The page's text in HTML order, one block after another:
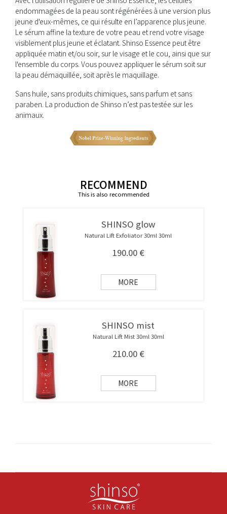
endommagées de la peau sont régénérées à une version plus
jeune d'eux-mêmes, ce qui résulte en l’apparence plus jeune.
Le sérum affine la texture de votre peau et rend votre visage
visiblement plus jeune et éclatant. Shinso Essence peut être
appliquée matin et/ou soir, sur le visage et le cou, ainsi que sur
l'ensemble du corps. Vous pouvez appliquer le sérum soit sur
la peau démaquillée, soit après le maquillage.
Sans huile, sans produits chimiques, sans parfum et sans
paraben. La production de Shinso n’est pas testée sur les
animaux.
RECOMMEND
This is also recommended
SHINSO glow
Natural Lift Exfoliator 30ml 30ml
190.00 €
MORE
SHINSO mist
Natural Lift Mist 30ml 30ml
210.00 €
MORE